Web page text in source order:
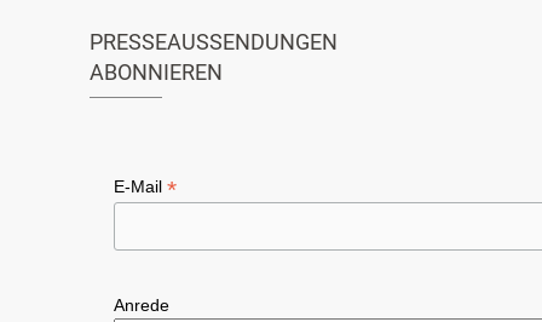
PRESSEAUSSENDUNGEN
ABONNIEREN
E-Mail *
Anrede